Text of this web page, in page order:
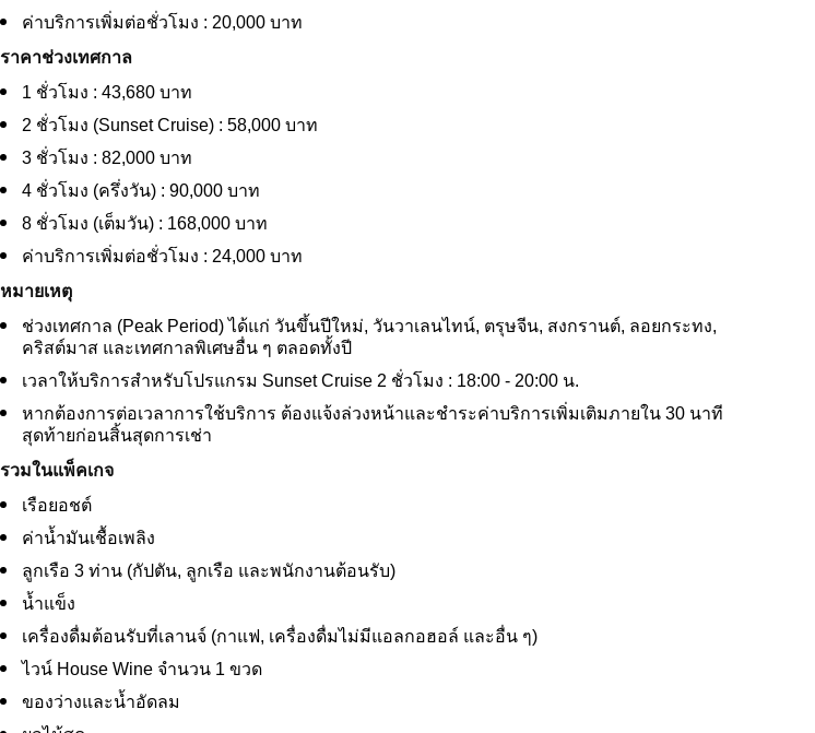
ค่าบริการเพิ่มต่อชั่วโมง : 20,000 บาท
ราคาช่วงเทศกาล
1 ชั่วโมง : 43,680 บาท
2 ชั่วโมง (Sunset Cruise) : 58,000 บาท
3 ชั่วโมง : 82,000 บาท
4 ชั่วโมง (ครึ่งวัน) : 90,000 บาท
8 ชั่วโมง (เต็มวัน) : 168,000 บาท
ค่าบริการเพิ่มต่อชั่วโมง : 24,000 บาท
หมายเหตุ
ช่วงเทศกาล (Peak Period) ได้แก่ วันขึ้นปีใหม่, วันวาเลนไทน์, ตรุษจีน, สงกรานต์, ลอยกระทง,
คริสต์มาส และเทศกาลพิเศษอื่น ๆ ตลอดทั้งปี
เวลาให้บริการสำหรับโปรแกรม Sunset Cruise 2 ชั่วโมง : 18:00 - 20:00 น.
หากต้องการต่อเวลาการใช้บริการ ต้องแจ้งล่วงหน้าและชำระค่าบริการเพิ่มเติมภายใน 30 นาที
สุดท้ายก่อนสิ้นสุดการเช่า
รวมในแพ็คเกจ
เรือยอชต์
ค่าน้ำมันเชื้อเพลิง
ลูกเรือ 3 ท่าน (กัปตัน, ลูกเรือ และพนักงานต้อนรับ)
น้ำแข็ง
เครื่องดื่มต้อนรับที่เลานจ์ (กาแฟ, เครื่องดื่มไม่มีแอลกอฮอล์ และอื่น ๆ)
ไวน์ House Wine จำนวน 1 ขวด
ของว่างและน้ำอัดลม